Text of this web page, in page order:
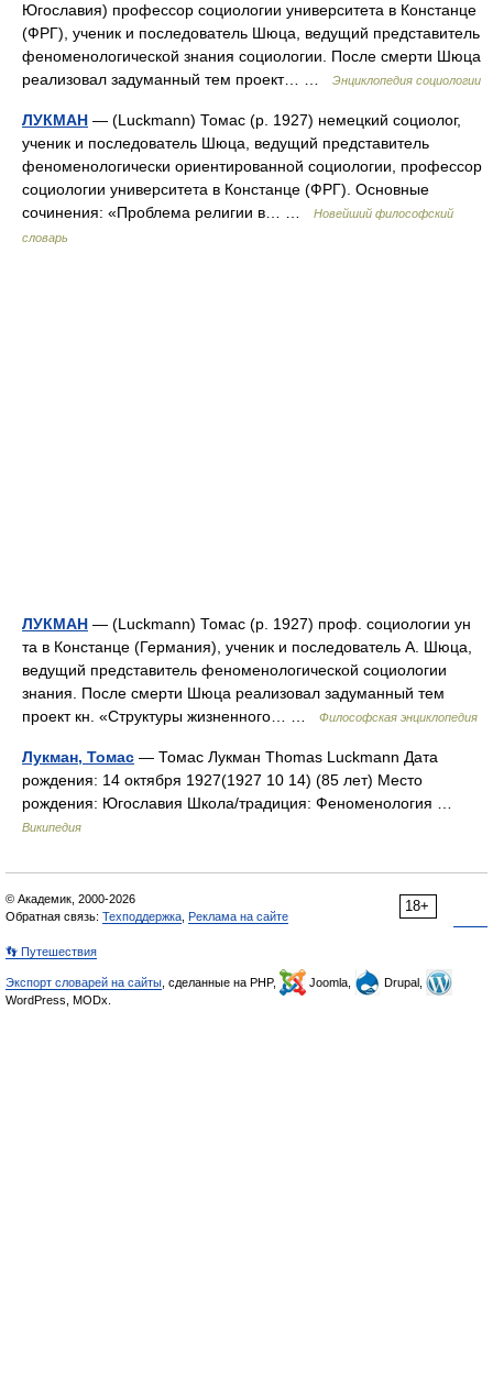
Югославия) профессор социологии университета в Констанце
(ФРГ), ученик и последователь Шюца, ведущий представитель
феноменологической знания социологии. После смерти Шюца
реализовал задуманный тем проект… …
Энциклопедия социологии
ЛУКМАН — (Luckmann) Томас (р. 1927) немецкий социолог,
ученик и последователь Шюца, ведущий представитель
феноменологически ориентированной социологии, профессор
социологии университета в Констанце (ФРГ). Основные
сочинения: «Проблема религии в… …
Новейший философский
словарь
ЛУКМАН — (Luckmann) Томас (р. 1927) проф. социологии ун
та в Констанце (Германия), ученик и последователь А. Шюца,
ведущий представитель феноменологической социологии
знания. После смерти Шюца реализовал задуманный тем
проект кн. «Структуры жизненного… …
Философская энциклопедия
Лукман, Томас — Томас Лукман Thomas Luckmann Дата
рождения: 14 октября 1927(1927 10 14) (85 лет) Место
рождения: Югославия Школа/традиция: Феноменология …
Википедия
18+
© Академик, 2000-2026
Обратная связь: Техподдержка Реклама на сайте
👣 Путешествия
Экспорт словарей на сайты , сделанные на PHP, Joomla,
Drupal,
WordPress, MODx.